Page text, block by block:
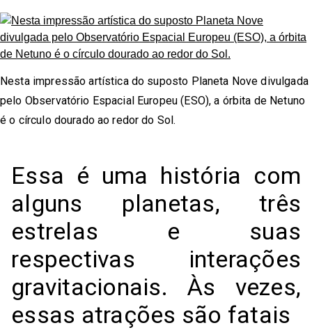
Nesta impressão artística do suposto Planeta Nove divulgada
pelo Observatório Espacial Europeu (ESO), a órbita de Netuno
é o círculo dourado ao redor do Sol.
Essa é uma história com
alguns planetas, três
estrelas e suas
respectivas interações
gravitacionais. Às vezes,
essas atrações são fatais